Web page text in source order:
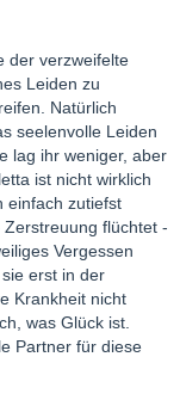
der verzweifelte
Leiden zu
Natürlich
seelenvolle Leiden
lag ihr weniger, aber
ist nicht wirklich
einfach zutiefst
flüchtet -
Vergessen
erst in der
Krankheit nicht
was Glück ist.
Partner für diese